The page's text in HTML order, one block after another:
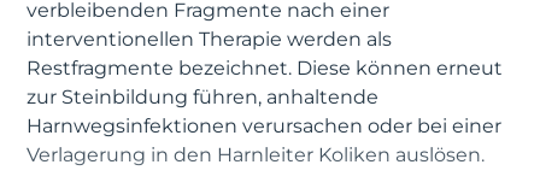
verbleibenden Fragmente nach einer
interventionellen Therapie werden als
Restfragmente bezeichnet. Diese können erneut
zur Steinbildung führen, anhaltende
Harnwegsinfektionen verursachen oder bei einer
Verlagerung in den Harnleiter Koliken auslösen.